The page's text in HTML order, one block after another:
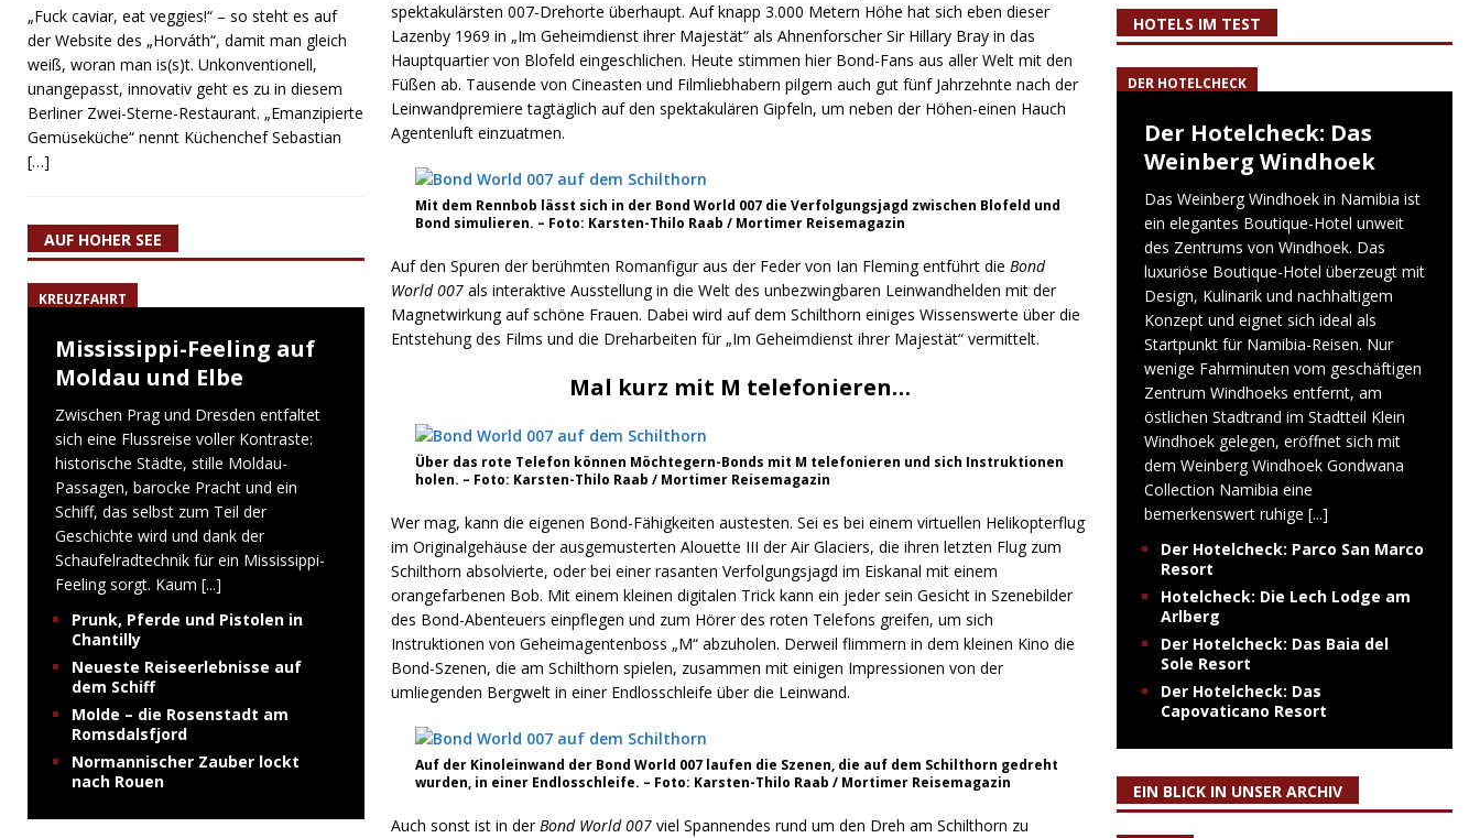
spektakulärsten 007-Drehorte überhaupt. Auf knapp 3.000 Metern Höhe hat sich eben dieser
Lazenby 1969 in „Im Geheimdienst ihrer Majestät“ als Ahnenforscher Sir Hillary Bray in das
Hauptquartier von Blofeld eingeschlichen. Heute stimmen hier Bond-Fans aus aller Welt mit den
Füßen ab. Tausende von Cineasten und Filmliebhabern pilgern auch gut fünf Jahrzehnte nach der
Leinwandpremiere tagtäglich auf den spektakulären Gipfeln, um neben der Höhen-einen Hauch
Agentenluft einzuatmen.
Mit dem Rennbob lässt sich in der Bond World 007 die Verfolgungsjagd zwischen Blofeld und
Bond simulieren. – Foto: Karsten-Thilo Raab / Mortimer Reisemagazin
Auf den Spuren der berühmten Romanfigur aus der Feder von Ian Fleming entführt die Bond
World 007als interaktive Ausstellung in die Welt des unbezwingbaren Leinwandhelden mit der
Magnetwirkung auf schöne Frauen. Dabei wird auf dem Schilthorn einiges Wissenswerte über die
Entstehung des Films und die Dreharbeiten für „Im Geheimdienst ihrer Majestät“ vermittelt.
Mal kurz mit M telefonieren…
Über das rote Telefon können Möchtegern-Bonds mit M telefonieren und sich Instruktionen
holen. – Foto: Karsten-Thilo Raab / Mortimer Reisemagazin
Wer mag, kann die eigenen Bond-Fähigkeiten austesten. Sei es bei einem virtuellen Helikopterflug
im Originalgehäuse der ausgemusterten Alouette III der Air Glaciers, die ihren letzten Flug zum
Schilthorn absolvierte, oder bei einer rasanten Verfolgungsjagd im Eiskanal mit einem
orangefarbenen Bob. Mit einem kleinen digitalen Trick kann ein jeder sein Gesicht in Szenebilder
des Bond-Abenteuers einpflegen und zum Hörer des roten Telefons greifen, um sich
Instruktionen von Geheimagentenboss „M“ abzuholen. Derweil flimmern in dem kleinen Kino die
Bond-Szenen, die am Schilthorn spielen, zusammen mit einigen Impressionen von der
umliegenden Bergwelt in einer Endlosschleife über die Leinwand.
Auf der Kinoleinwand der Bond World 007 laufen die Szenen, die auf dem Schilthorn gedreht
wurden, in einer Endlosschleife. – Foto: Karsten-Thilo Raab / Mortimer Reisemagazin
Auch sonst ist in derBond World 007viel Spannendes rund um den Dreh am Schilthorn zu
„Fuck caviar, eat veggies!“ – so steht es auf
der Website des „Horváth“, damit man gleich
weiß, woran man is(s)t. Unkonventionell,
unangepasst, innovativ geht es zu in diesem
Berliner Zwei-Sterne-Restaurant. „Emanzipierte
Gemüseküche“ nennt Küchenchef Sebastian
[…]
AUF HOHER SEE
KREUZFAHRT
Mississippi-Feeling auf
Moldau und Elbe
Zwischen Prag und Dresden entfaltet
sich eine Flussreise voller Kontraste:
historische Städte, stille Moldau-
Passagen, barocke Pracht und ein
Schiff, das selbst zum Teil der
Geschichte wird und dank der
Schaufelradtechnik für ein Mississippi-
Feeling sorgt. Kaum [...]
Prunk, Pferde und Pistolen in
Chantilly
Neueste Reiseerlebnisse auf
dem Schiff
Molde – die Rosenstadt am
Romsdalsfjord
Normannischer Zauber lockt
nach Rouen
HOTELS IM TEST
DER HOTELCHECK
Der Hotelcheck: Das
Weinberg Windhoek
Das Weinberg Windhoek in Namibia ist
ein elegantes Boutique-Hotel unweit
des Zentrums von Windhoek. Das
luxuriöse Boutique-Hotel überzeugt mit
Design, Kulinarik und nachhaltigem
Konzept und eignet sich ideal als
Startpunkt für Namibia-Reisen. Nur
wenige Fahrminuten vom geschäftigen
Zentrum Windhoeks entfernt, am
östlichen Stadtrand im Stadtteil Klein
Windhoek gelegen, eröffnet sich mit
dem Weinberg Windhoek Gondwana
Collection Namibia eine
bemerkenswert ruhige [...]
Der Hotelcheck: Parco San Marco
Resort
Hotelcheck: Die Lech Lodge am
Arlberg
Der Hotelcheck: Das Baia del
Sole Resort
Der Hotelcheck: Das
Capovaticano Resort
EIN BLICK IN UNSER ARCHIV